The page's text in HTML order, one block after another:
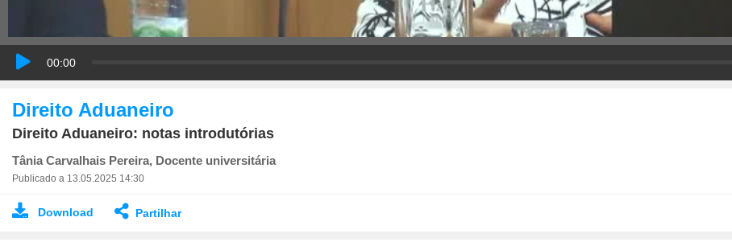
00:00
Direito Aduaneiro
Direito Aduaneiro: notas introdutórias
Tânia Carvalhais Pereira, Docente universitária
Publicado a 13.05.2025 14:30
Download Partilhar